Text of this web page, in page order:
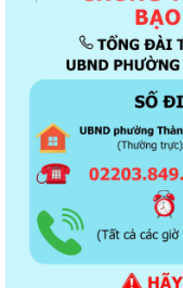
Thông báo về chương
dòng xe mô tô Honda
Kết quả Kỳ họp thứ 3
2021 - 2026
Khai thác tài liệu số và
Đẩy mạnh tuyên truyền
ủy về xây dựng và hoàn